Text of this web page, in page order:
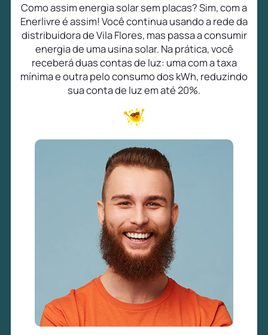
Como assim energia solar sem placas? Sim, com a
Enerlivre é assim! Você continua usando a rede da
distribuidora de Vila Flores, mas passa a consumir
energia de uma usina solar. Na prática, você
receberá duas contas de luz: uma com a taxa
mínima e outra pelo consumo dos kWh, reduzindo
sua conta de luz em até 20%.